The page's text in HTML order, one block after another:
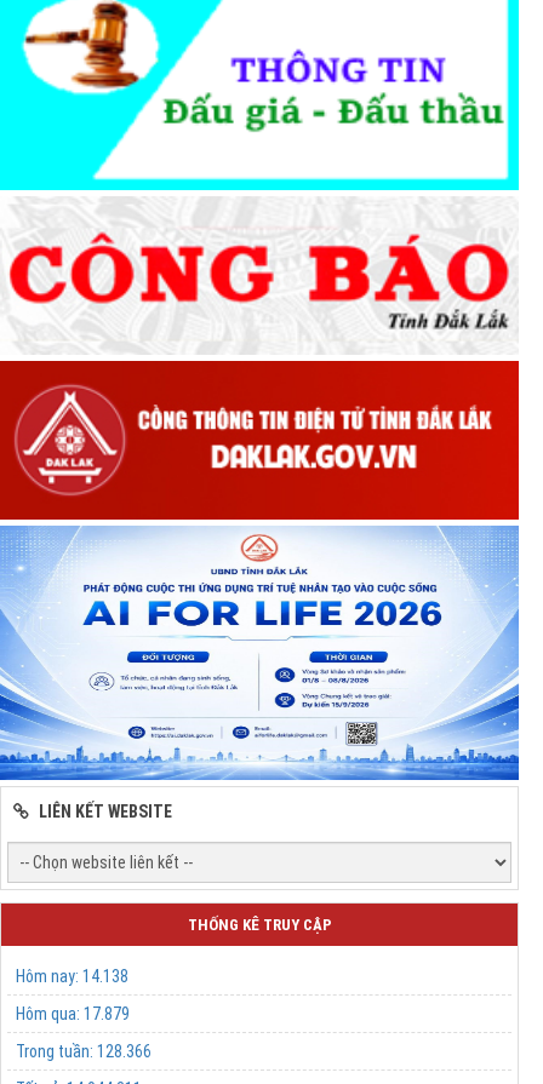
LIÊN KẾT WEBSITE
THỐNG KÊ TRUY CẬP
Hôm nay: 14.138
Hôm qua: 17.879
Trong tuần: 128.366